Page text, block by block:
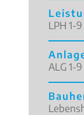
LPH 1-9
ALG 1-9